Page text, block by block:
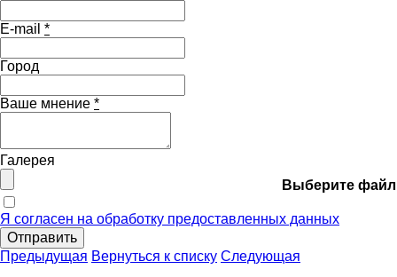
E-mail *
Город
Ваше мнение *
Галерея
Выберите файл
Я согласен на обработку предоставленных данных
Отправить
Предыдущая Вернуться к списку Следующая